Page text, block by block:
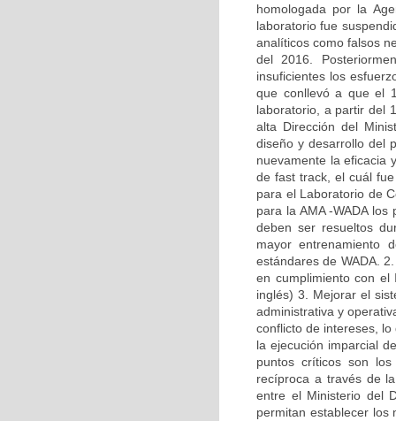
homologada por la
laboratorio fue
analíticos como falsos
del 2016.
insuficientes los
que conllevó a que el
laboratorio, a partir del
alta Dirección del
diseño y desarrollo del
nuevamente la eficacia
de fast track, el cuál
para el Laboratorio de
para la AMA -WADA
deben ser resueltos
mayor entrenamiento
estándares de WADA.
en cumplimiento con el
inglés) 3. Mejorar el
administrativa y
conflicto de intereses,
la ejecución imparcial
puntos críticos son
recíproca a través de
entre el Ministerio del
permitan establecer los